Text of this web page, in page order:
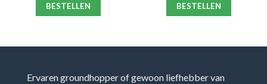
BESTELLEN BESTELLEN
Ervaren groundhopper of gewoon liefhebber van